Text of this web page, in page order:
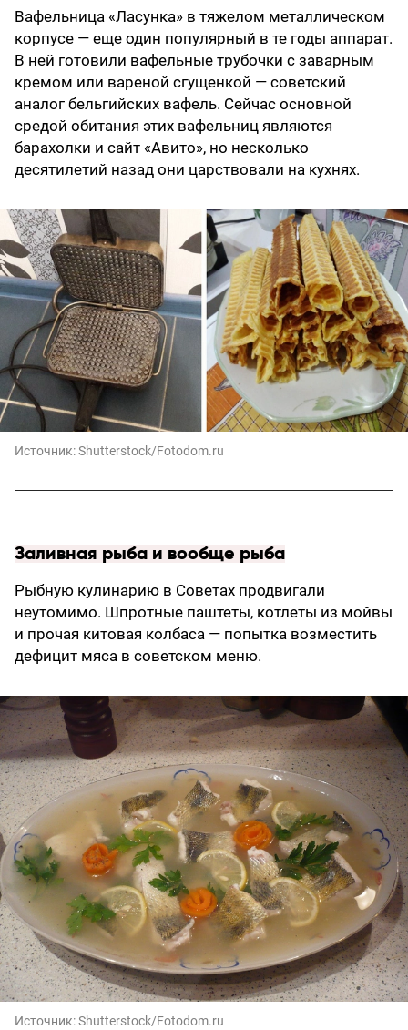
Вафельница «Ласунка» в тяжелом металлическом
корпусе — еще один популярный в те годы аппарат.
В ней готовили вафельные трубочки с заварным
кремом или вареной сгущенкой — советский
аналог бельгийских вафель. Сейчас основной
средой обитания этих вафельниц являются
барахолки и сайт «Авито», но несколько
десятилетий назад они царствовали на кухнях.
Источник:Shutterstock/Fotodom.ru
Заливная рыба и вообще рыба
Рыбную кулинарию в Советах продвигали
неутомимо. Шпротные паштеты, котлеты из мойвы
и прочая китовая колбаса — попытка возместить
дефицит мяса в советском меню.
Источник:Shutterstock/Fotodom.ru